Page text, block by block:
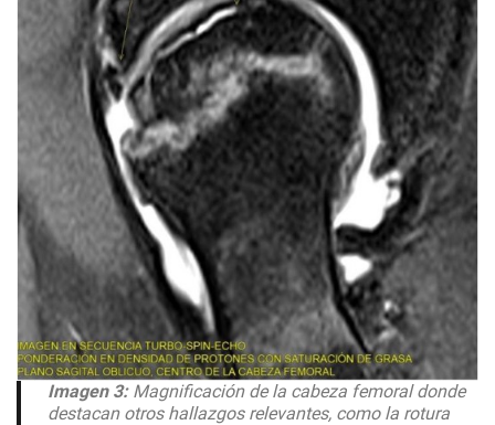
Imagen 3:Magnificación de la cabeza femoral donde
destacan otros hallazgos relevantes, como la rotura